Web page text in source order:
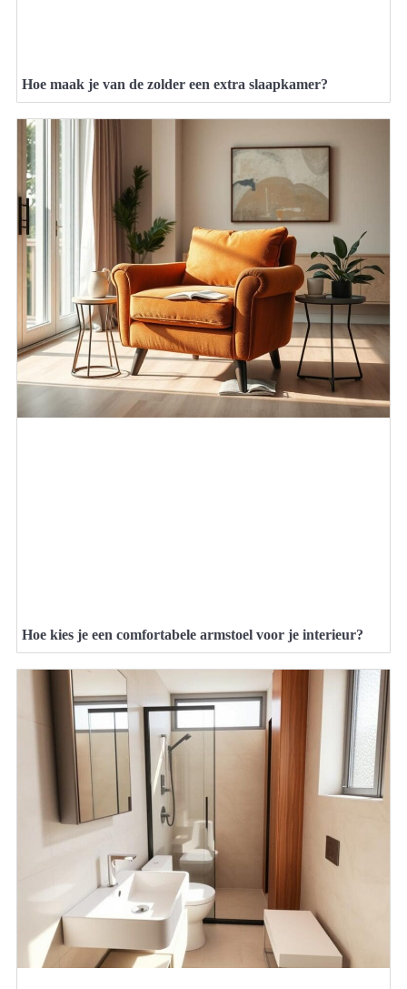
Hoe maak je van de zolder een extra slaapkamer?
Hoe kies je een comfortabele armstoel voor je interieur?